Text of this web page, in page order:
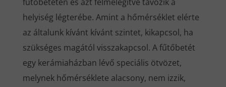
fűtőbetéten és azt felmelegítve távozik a
helyiség légterébe. Amint a hőmérséklet elérte
az általunk kívánt kívánt szintet, kikapcsol, ha
szükséges magától visszakapcsol. A fűtőbetét
egy kerámiaházban lévő speciális ötvözet,
melynek hőmérséklete alacsony, nem izzik,